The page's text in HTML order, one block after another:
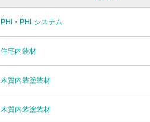
PHI・PHLシステム
住宅内装材
木質内装塗装材
木質内装塗装材